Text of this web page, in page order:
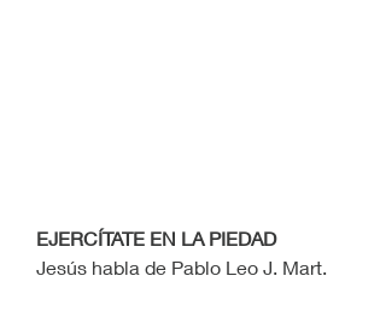
EJERCÍTATE EN LA PIEDAD
Jesús habla de Pablo Leo J. Mart.